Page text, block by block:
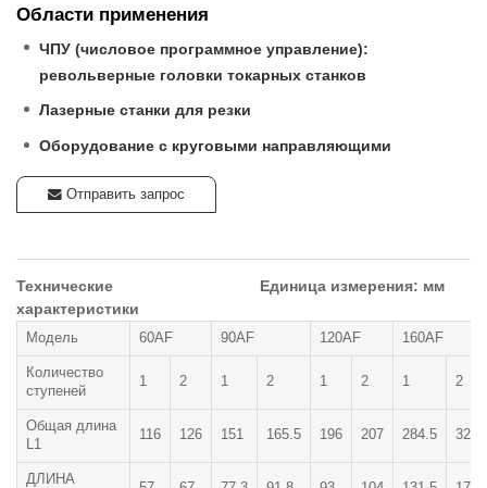
Области применения
ЧПУ (числовое программное управление):
револьверные головки токарных станков
Лазерные станки для резки
Оборудование с круговыми направляющими
Отправить запрос
Технические
характеристики
Единица измерения: мм
Модель 60AF 90AF 120AF 160AF
Количество
ступеней
1 2 1 2 1 2 1 2
Общая длина
L1
116 126 151 165.5 196 207 284.5 323
ДЛИНА